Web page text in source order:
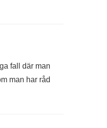
fall där man
man har råd